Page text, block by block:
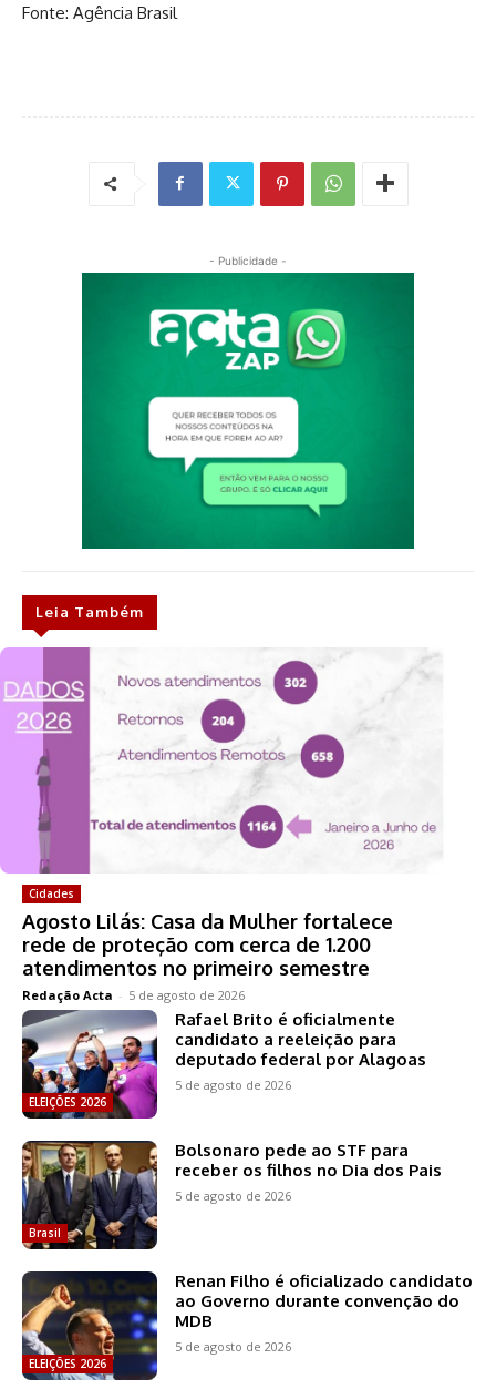
Fonte: Agência Brasil
- Publicidade -
Leia Também
Cidades
Agosto Lilás: Casa da Mulher fortalece
rede de proteção com cerca de 1.200
atendimentos no primeiro semestre
Redação Acta - 5 de agosto de 2026
ELEIÇÕES 2026
Rafael Brito é oficialmente
candidato a reeleição para
deputado federal por Alagoas
5 de agosto de 2026
Brasil
Bolsonaro pede ao STF para
receber os filhos no Dia dos Pais
5 de agosto de 2026
ELEIÇÕES 2026
Renan Filho é oficializado candidato
ao Governo durante convenção do
MDB
5 de agosto de 2026